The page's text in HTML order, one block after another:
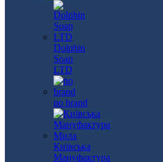
Dolphin
Soap
LTD
no brand
Київська
Мануфактура